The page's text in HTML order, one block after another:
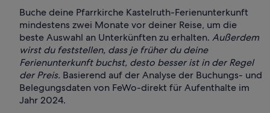
Buche deine Pfarrkirche Kastelruth-Ferienunterkunft
mindestens zwei Monate vor deiner Reise, um die
beste Auswahl an Unterkünften zu erhalten. Außerdem
wirst du feststellen, dass je früher du deine
Ferienunterkunft buchst, desto besser ist in der Regel
der Preis. Basierend auf der Analyse der Buchungs- und
Belegungsdaten von FeWo-direkt für Aufenthalte im
Jahr 2024.